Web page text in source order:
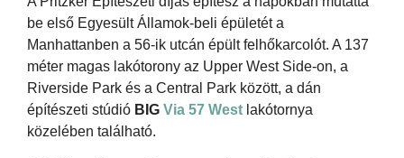
be első Egyesült Államok-beli épületét a
Manhattanben a 56-ik utcán épült felhőkarcolót. A 137
méter magas lakótorony az Upper West Side-on, a
Riverside Park és a Central Park között, a dán
építészeti stúdió BIG Via 57 West lakótornya
közelében található.